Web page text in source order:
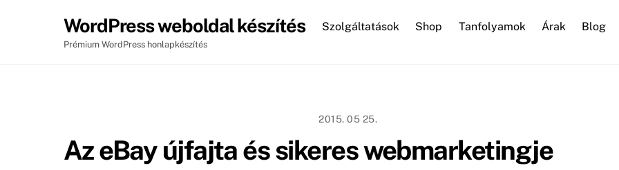
WordPress weboldal készítés
Prémium WordPress honlapkészítés
Szolgáltatások Shop Tanfolyamok Árak Blog
2015. 05 25.
Az eBay újfajta és sikeres webmarketingje